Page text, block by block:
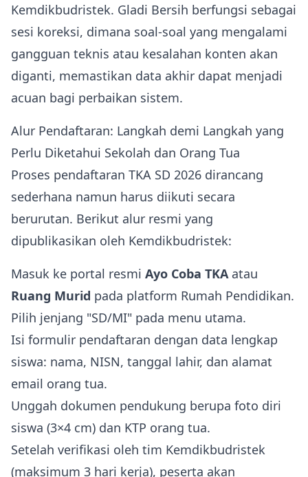
Kemdikbudristek. Gladi Bersih berfungsi sebagai
sesi koreksi, dimana soal‑soal yang mengalami
gangguan teknis atau kesalahan konten akan
diganti, memastikan data akhir dapat menjadi
acuan bagi perbaikan sistem.
Alur Pendaftaran: Langkah demi Langkah yang
Perlu Diketahui Sekolah dan Orang Tua
Proses pendaftaran TKA SD 2026 dirancang
sederhana namun harus diikuti secara
berurutan. Berikut alur resmi yang
dipublikasikan oleh Kemdikbudristek:
Masuk ke portal resmi Ayo Coba TKAatau
Ruang Murid pada platform Rumah Pendidikan.
Pilih jenjang "SD/MI" pada menu utama.
Isi formulir pendaftaran dengan data lengkap
siswa: nama, NISN, tanggal lahir, dan alamat
email orang tua.
Unggah dokumen pendukung berupa foto diri
siswa (3×4 cm) dan KTP orang tua.
Setelah verifikasi oleh tim Kemdikbudristek
(maksimum 3 hari kerja), peserta akan